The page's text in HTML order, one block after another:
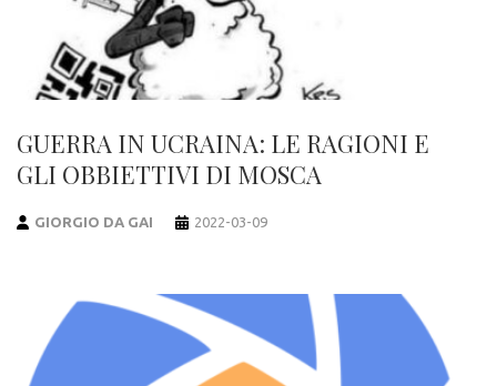
GUERRA IN UCRAINA: LE RAGIONI E
GLI OBBIETTIVI DI MOSCA
GIORGIO DA GAI 2022-03-09